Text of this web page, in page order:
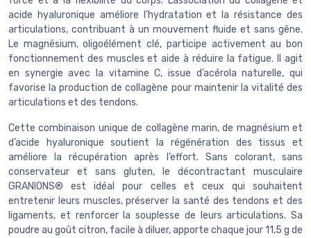
acide hyaluronique améliore l’hydratation et la résistance des
articulations, contribuant à un mouvement fluide et sans gêne.
Le magnésium, oligoélément clé, participe activement au bon
fonctionnement des muscles et aide à réduire la fatigue. Il agit
en synergie avec la vitamine C, issue d’acérola naturelle, qui
favorise la production de collagène pour maintenir la vitalité des
articulations et des tendons.
Cette combinaison unique de collagène marin, de magnésium et
d’acide hyaluronique soutient la régénération des tissus et
améliore la récupération après l’effort. Sans colorant, sans
conservateur et sans gluten, le décontractant musculaire
GRANIONS® est idéal pour celles et ceux qui souhaitent
entretenir leurs muscles, préserver la santé des tendons et des
ligaments, et renforcer la souplesse de leurs articulations. Sa
poudre au goût citron, facile à diluer, apporte chaque jour 11,5 g de